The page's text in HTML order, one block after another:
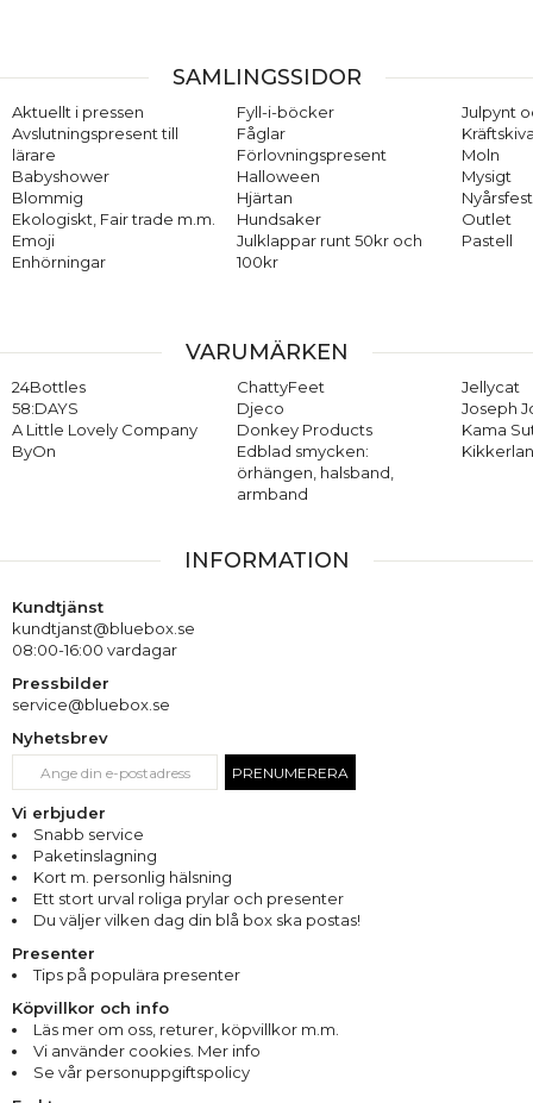
SAMLINGSSIDOR
Aktuellt i pressen
Avslutningspresent till
lärare
Babyshower
Blommig
Ekologiskt, Fair trade m.m.
Emoji
Enhörningar
Fyll-i-böcker
Fåglar
Förlovningspresent
Halloween
Hjärtan
Hundsaker
Julklappar runt 50kr och
100kr
Julpynt
Moln
Mysigt
Nyårsfest
Outlet
Pastell
VARUMÄRKEN
24Bottles
58:DAYS
A Little Lovely Company
ByOn
ChattyFeet
Djeco
Donkey Products
Edblad smycken:
örhängen, halsband,
armband
Jellycat
Joseph
Kama
INFORMATION
Kundtjänst
kundtjanst@bluebox.se
08:00-16:00 vardagar
Pressbilder
service@bluebox.se
Nyhetsbrev
PRENUMERERA
Vi erbjuder
Snabb service
Paketinslagning
Kort m. personlig hälsning
Ett stort urval roliga prylar och presenter
Du väljer vilken dag din blå box ska postas!
Presenter
Tips på populära presenter
Köpvillkor och info
Läs mer om oss, returer, köpvillkor m.m.
Vi använder cookies. Mer info
Se vår personuppgiftspolicy